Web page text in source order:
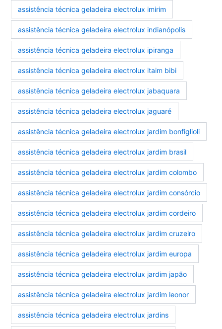
assistência técnica geladeira electrolux imirim
assistência técnica geladeira electrolux indianópolis
assistência técnica geladeira electrolux ipiranga
assistência técnica geladeira electrolux itaim bibi
assistência técnica geladeira electrolux jabaquara
assistência técnica geladeira electrolux jaguaré
assistência técnica geladeira electrolux jardim bonfiglioli
assistência técnica geladeira electrolux jardim brasil
assistência técnica geladeira electrolux jardim colombo
assistência técnica geladeira electrolux jardim consórcio
assistência técnica geladeira electrolux jardim cordeiro
assistência técnica geladeira electrolux jardim cruzeiro
assistência técnica geladeira electrolux jardim europa
assistência técnica geladeira electrolux jardim japão
assistência técnica geladeira electrolux jardim leonor
assistência técnica geladeira electrolux jardins